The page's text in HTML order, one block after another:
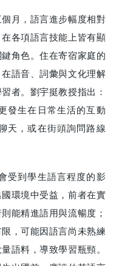
月，語言進步幅度相對
各項語言技能上皆有顯
角色。住在寄宿家庭的
語音、詞彙與文化理解
者。劉宇挺教授指出：
發生在日常生活的互動
天，或在街頭詢問路線
到學生語言程度的影
環境中受益，前者在實
能精進語用與流暢度；
，可能因語言尚未熟練
語料，導致學習瓶頸。